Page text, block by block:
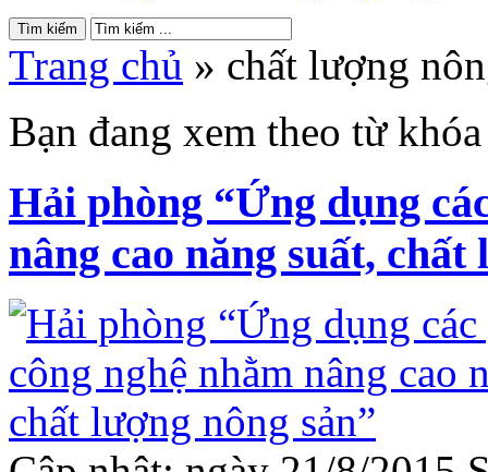
Trang chủ » chất lượng
Bạn đang xem theo từ
Hải phòng “Ứng dụng
nâng cao năng suất, chất